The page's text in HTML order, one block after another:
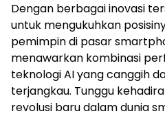
Dengan berbagai inovasi
untuk mengukuhkan
pemimpin di pasar
menawarkan kombinasi
teknologi AI yang canggih
terjangkau. Tunggu
revolusi baru dalam dunia